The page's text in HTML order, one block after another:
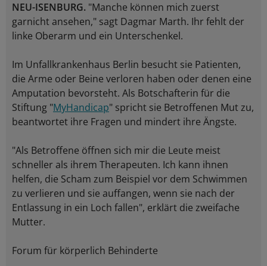
NEU-ISENBURG. "Manche können mich zuerst
garnicht ansehen," sagt Dagmar Marth. Ihr fehlt der
linke Oberarm und ein Unterschenkel.
Im Unfallkrankenhaus Berlin besucht sie Patienten,
die Arme oder Beine verloren haben oder denen eine
Amputation bevorsteht. Als Botschafterin für die
Stiftung "MyHandicap" spricht sie Betroffenen Mut zu,
beantwortet ihre Fragen und mindert ihre Ängste.
"Als Betroffene öffnen sich mir die Leute meist
schneller als ihrem Therapeuten. Ich kann ihnen
helfen, die Scham zum Beispiel vor dem Schwimmen
zu verlieren und sie auffangen, wenn sie nach der
Entlassung in ein Loch fallen", erklärt die zweifache
Mutter.
Forum für körperlich Behinderte